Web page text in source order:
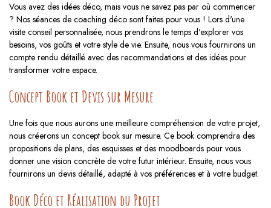
Vous avez des idées déco, mais vous ne savez pas par où commencer
? Nos séances de coaching déco sont faites pour vous ! Lors d'une
visite conseil personnalisée, nous prendrons le temps d'explorer vos
besoins, vos goûts et votre style de vie. Ensuite, nous vous fournirons un
compte rendu détaillé avec des recommandations et des idées pour
transformer votre espace.
Concept Book et Devis sur Mesure
Une fois que nous aurons une meilleure compréhension de votre projet,
nous créerons un concept book sur mesure. Ce book comprendra des
propositions de plans, des esquisses et des moodboards pour vous
donner une vision concrète de votre futur intérieur. Ensuite, nous vous
fournirons un devis détaillé, adapté à vos préférences et à votre budget.
Book Déco et Réalisation du Projet